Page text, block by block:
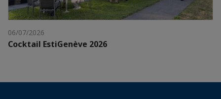
06/07/2026
Cocktail EstiGenève 2026